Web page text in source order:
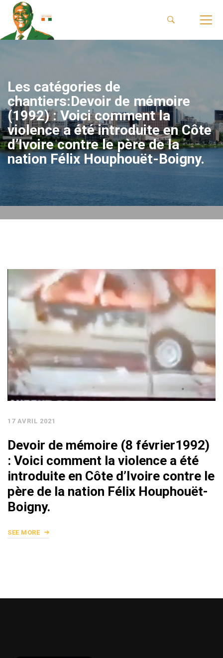
Les catégories de
chantiers:Devoir de mémoire
(1992) : Voici comment la
violence a été introduite en Côte
d’Ivoire contre le père de la
nation Félix Houphouët-Boigny.
17 AVRIL 2021
Devoir de mémoire (8 février1992)
: Voici comment la violence a été
introduite en Côte d’Ivoire contre le
père de la nation Félix Houphouët-
Boigny.
SEE MORE